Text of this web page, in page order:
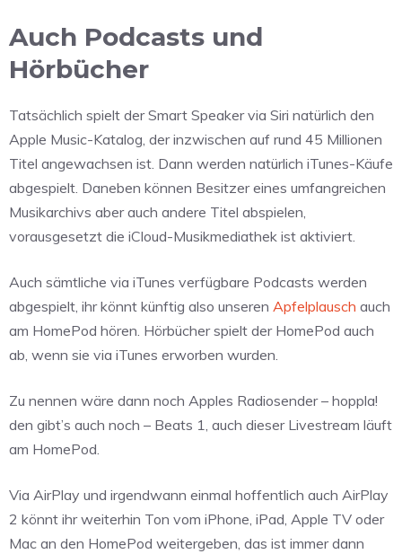
Auch Podcasts und
Hörbücher
Tatsächlich spielt der Smart Speaker via Siri natürlich den
Apple Music-Katalog, der inzwischen auf rund 45 Millionen
Titel angewachsen ist. Dann werden natürlich iTunes-Käufe
abgespielt. Daneben können Besitzer eines umfangreichen
Musikarchivs aber auch andere Titel abspielen,
vorausgesetzt die iCloud-Musikmediathek ist aktiviert.
Auch sämtliche via iTunes verfügbare Podcasts werden
abgespielt, ihr könnt künftig also unseren Apfelplausch auch
am HomePod hören. Hörbücher spielt der HomePod auch
ab, wenn sie via iTunes erworben wurden.
Zu nennen wäre dann noch Apples Radiosender – hoppla!
den gibt’s auch noch – Beats 1, auch dieser Livestream läuft
am HomePod.
Via AirPlay und irgendwann einmal hoffentlich auch AirPlay
2 könnt ihr weiterhin Ton vom iPhone, iPad, Apple TV oder
Mac an den HomePod weitergeben, das ist immer dann